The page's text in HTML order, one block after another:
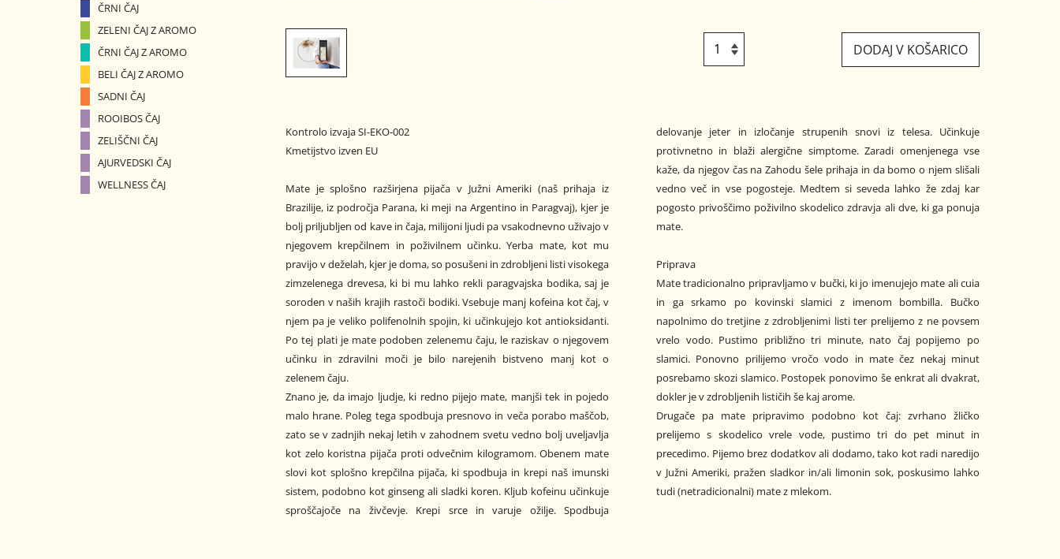
ČRNI ČAJ
ZELENI ČAJ Z AROMO
ČRNI ČAJ Z AROMO
BELI ČAJ Z AROMO
SADNI ČAJ
ROOIBOS ČAJ
ZELIŠČNI ČAJ
AJURVEDSKI ČAJ
WELLNESS ČAJ
DODAJ V KOŠARICO
Kontrolo izvaja SI-EKO-002
Kmetijstvo izven EU
Mate je splošno razširjena pijača v Južni Ameriki (naš prihaja iz
Brazilije, iz področja Parana, ki meji na Argentino in Paragvaj), kjer je
bolj priljubljen od kave in čaja, milijoni ljudi pa vsakodnevno uživajo v
njegovem krepčilnem in poživilnem učinku. Yerba mate, kot mu
pravijo v deželah, kjer je doma, so posušeni in zdrobljeni listi visokega
zimzelenega drevesa, ki bi mu lahko rekli paragvajska bodika, saj je
soroden v naših krajih rastoči bodiki. Vsebuje manj kofeina kot čaj, v
njem pa je veliko polifenolnih spojin, ki učinkujejo kot antioksidanti.
Po tej plati je mate podoben zelenemu čaju, le raziskav o njegovem
učinku in zdravilni moči je bilo narejenih bistveno manj kot o
zelenem čaju.
Znano je, da imajo ljudje, ki redno pijejo mate, manjši tek in pojedo
malo hrane. Poleg tega spodbuja presnovo in veča porabo maščob,
zato se v zadnjih nekaj letih v zahodnem svetu vedno bolj uveljavlja
kot zelo koristna pijača proti odvečnim kilogramom. Obenem mate
slovi kot splošno krepčilna pijača, ki spodbuja in krepi naš imunski
sistem, podobno kot ginseng ali sladki koren. Kljub kofeinu učinkuje
sproščajoče na živčevje. Krepi srce in varuje ožilje. Spodbuja
delovanje jeter in izločanje strupenih snovi iz telesa. Učinkuje
protivnetno in blaži alergične simptome. Zaradi omenjenega vse
kaže, da njegov čas na Zahodu šele prihaja in da bomo o njem slišali
vedno več in vse pogosteje. Medtem si seveda lahko že zdaj kar
pogosto privoščimo poživilno skodelico zdravja ali dve, ki ga ponuja
mate.
Priprava
Mate tradicionalno pripravljamo v bučki, ki jo imenujejo mate ali cuia
in ga srkamo po kovinski slamici z imenom bombilla. Bučko
napolnimo do tretjine z zdrobljenimi listi ter prelijemo z ne povsem
vrelo vodo. Pustimo približno tri minute, nato čaj popijemo po
slamici. Ponovno prilijemo vročo vodo in mate čez nekaj minut
posrebamo skozi slamico. Postopek ponovimo še enkrat ali dvakrat,
dokler je v zdrobljenih lističih še kaj arome.
Drugače pa mate pripravimo podobno kot čaj: zvrhano žličko
prelijemo s skodelico vrele vode, pustimo tri do pet minut in
precedimo. Pijemo brez dodatkov ali dodamo, tako kot radi naredijo
v Južni Ameriki, pražen sladkor in/ali limonin sok, poskusimo lahko
tudi (netradicionalni) mate z mlekom.